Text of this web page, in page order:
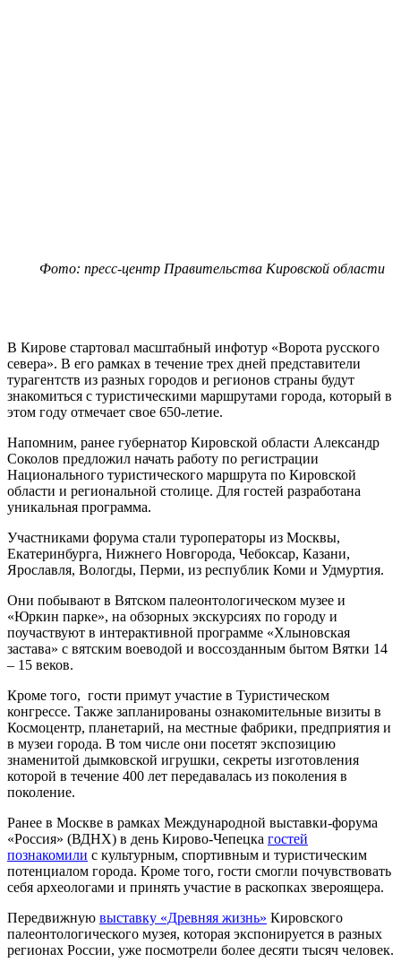
Фото: пресс-центр Правительства Кировской области
В Кирове стартовал масштабный инфотур «Ворота русского
севера». В его рамках в течение трех дней представители
турагентств из разных городов и регионов страны будут
знакомиться с туристическими маршрутами города, который в
этом году отмечает свое 650-летие.
Напомним, ранее губернатор Кировской области Александр
Соколов предложил начать работу по регистрации
Национального туристического маршрута по Кировской
области и региональной столице. Для гостей разработана
уникальная программа.
Участниками форума стали туроператоры из Москвы,
Екатеринбурга, Нижнего Новгорода, Чебоксар, Казани,
Ярославля, Вологды, Перми, из республик Коми и Удмуртия.
Они побывают в Вятском палеонтологическом музее и
«Юркин парке», на обзорных экскурсиях по городу и
поучаствуют в интерактивной программе «Хлыновская
застава» с вятским воеводой и воссозданным бытом Вятки 14
– 15 веков.
Кроме того, гости примут участие в Туристическом
конгрессе. Также запланированы ознакомительные визиты в
Космоцентр, планетарий, на местные фабрики, предприятия и
в музеи города. В том числе они посетят экспозицию
знаменитой дымковской игрушки, секреты изготовления
которой в течение 400 лет передавалась из поколения в
поколение.
Ранее в Москве в рамках Международной выставки-форума
«Россия» (ВДНХ) в день Кирово-Чепецка гостей
познакомили с культурным, спортивным и туристическим
потенциалом города. Кроме того, гости смогли почувствовать
себя археологами и принять участие в раскопках звероящера.
Передвижную выставку «Древняя жизнь» Кировского
палеонтологического музея, которая экспонируется в разных
регионах России, уже посмотрели более десяти тысяч человек.